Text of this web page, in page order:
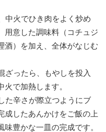
中火でひき肉をよく炒め
用意した調味料（コチュジ
酒）を加え、全体がなじむ
ざったら、もやしを投入
火で加熱します。
た辛さが際立つようにブ
成したあんかけをご飯の上
豊かな一皿の完成です。